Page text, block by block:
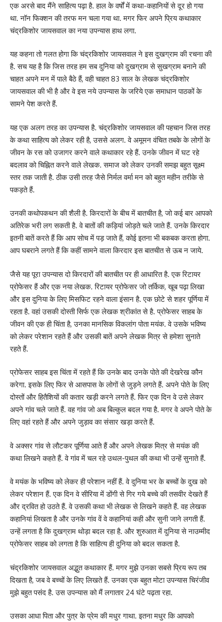
एक अरसे बाद मैंने साहित्य पढ़ा है. हाल के वर्षों में कथा-कहानियों से दूर हो गया
था. नॉन फिक्शन की तरफ मन चला गया था. मगर फिर अपने प्रिय कथाकार
चंद्रकिशोर जायसवाल का नया उपन्यास हाथ लगा.
यह कहना तो गलत होगा कि चंद्रकिशोर जायसवाल ने इस दुखग्राम की रचना की
है. सच यह है कि जिस तरह हम सब दुनिया को दुखग्राम से सुखग्राम बनाने की
चाहत अपने मन में पाले बैठे हैं, वही चाहत 83 साल के लेखक चंद्रकिशोर
जायसवाल की भी है और वे इस नये उपन्यास के जरिये एक समाधान पाठकों के
सामने पेश करते हैं.
यह एक अलग तरह का उपन्यास है. चंद्रकिशोर जायसवाल की पहचान जिस तरह
के कथा साहित्य को लेकर रही है, उससे अलग. वे अमूमन वंचित तबके के लोगों के
जीवन के रस को उजागर करने वाले कथाकार रहे हैं. उनके जीवन में घट रहे
बदलाव को चिह्नित करने वाले लेखक. समाज को लेकर उनकी समझ बहुत सूक्ष्म
स्तर तक जाती है. ठीक उसी तरह जैसे निर्मल वर्मा मन को बहुत महीन तरीके से
पकड़ते हैं.
उनकी कथोपकथन की शैली है. किरदारों के बीच में बातचीत है, जो कई बार आपको
अतिरेक भरी लग सकती है. वे बातों की कड़ियां जोड़ते चले जाते हैं. उनके किरदार
इतनी बातें करते हैं कि आप सोच में पड़ जाते हैं, कोई इतना भी बकबक करता होगा.
आप घबराने लगते हैं कि कहीं सामने वाला किरदार इस बातचीत से ऊब न जाये.
जैसे यह पूरा उपन्यास दो किरदारों की बातचीत पर ही आधारित है. एक रिटायर
प्रोफेसर हैं और एक नया लेखक. रिटायर प्रोफेसर जो तर्किक, खूब पढ़ा लिखा
और इस दुनिया के लिए मिसफिट रहने वाला इंसान है. एक छोटे से शहर पूर्णिया में
रहता है. वहां उसकी दोस्ती सिर्फ एक लेखक श्रीकांत से है. प्रोफेसर साहब के
जीवन की एक ही चिंता है, उनका मानसिक विकलांग पोता मयंक. वे उसके भविष्य
को लेकर परेशान रहते हैं और उसकी बातें अपने लेखक मित्र से हमेशा सुनाते
रहते हैं.
प्रोफेसर साहब इस चिंता में रहते हैं कि उनके बाद उनके पोते की देखरेख कौन
करेगा. इसके लिए फिर से आसपास के लोगों से जुड़ने लगते हैं. अपने पोते के लिए
दोस्तों और हितैशियों की कतार खड़ी करने लगते हैं. फिर एक दिन वे उसे लेकर
अपने गांव चले जाते हैं. वह गांव जो अब बिल्कुल बदल गया है. मगर वे अपने पोते के
लिए वहां रहते हैं और अपने जुड़ाव का संसार खड़ा करते हैं.
वे अक्सर गांव से लौटकर पूर्णिया आते हैं और अपने लेखक मित्र से मयंक की
कथा लिखने कहते हैं. वे गांव में चल रहे उथल-पुथल की कथा भी उन्हें सुनाते हैं.
वे मयंक के भविष्य को लेकर ही परेशान नहीं हैं. वे दुनिया भर के बच्चों के दुख को
लेकर परेशान हैं. एक दिन वे सीरिया में डोंगी से गिर गये बच्चे की तसवीर देखते हैं
और द्रवित हो उठते हैं. वे उसकी कथा भी लेखक से लिखने कहते हैं. वह लेखक
कहानियां लिखता है और उनके गांव वें वे कहानियां कही और सुनी जाने लगती हैं.
उन्हें लगता है कि दुखग्राम थोड़ा बदल रहा है. और शुरुआत में दुनिया से नाउम्मीद
प्रोफेसर साहब को लगता है कि साहित्य ही दुनिया को बदल सकता है.
चंद्रकिशोर जायसवाल अद्भुत कथाकार हैं. मगर मुझे उनका सबसे प्रिय रूप तब
दिखता है, जब वे बच्चों के लिए लिखते हैं. उनका एक बहुत मोटा उपन्यास चिरंजीव
मुझे बहुत पसंद है. उस उपन्यास को मैं लगातार 24 घंटे पढ़ता रहा.
उसका आधा पिता और पुत्र के प्रेम की मधुर गाथा. इतना मधुर कि आपको